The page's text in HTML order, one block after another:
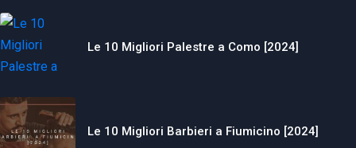
Le 10 Migliori Palestre a Como [2024]
Le 10 Migliori Barbieri a Fiumicino [2024]